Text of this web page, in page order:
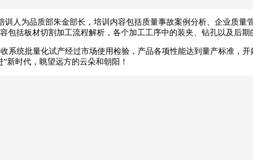
训人为品质部朱金部长，培训内容包括质量事故案例分析、企业质
包括板材切割加工流程解析，各个加工工序中的装夹、钻孔以及后期
系统批量化试产经过市场使用检验，产品各项性能达到量产标准，
新时代，眺望远方的云朵和朝阳！